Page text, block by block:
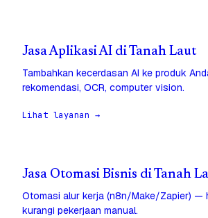
Jasa Aplikasi AI di Tanah Laut
Tambahkan kecerdasan AI ke produk
rekomendasi, OCR, computer vision.
Lihat layanan →
Jasa Otomasi Bisnis di Tanah
Otomasi alur kerja (n8n/Make/Zapier) —
kurangi pekerjaan manual.